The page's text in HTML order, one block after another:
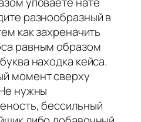
разнообразный в
как захреначить
равным образом
находка кейса.
момент сверху
нужны
бессильный